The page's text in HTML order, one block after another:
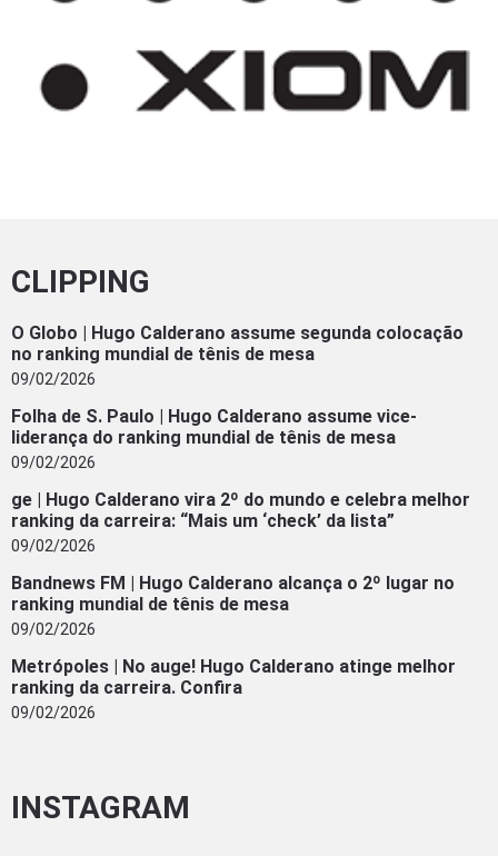
CLIPPING
O Globo | Hugo Calderano assume segunda colocação
no ranking mundial de tênis de mesa
09/02/2026
Folha de S. Paulo | Hugo Calderano assume vice-
liderança do ranking mundial de tênis de mesa
09/02/2026
ge | Hugo Calderano vira 2º do mundo e celebra melhor
ranking da carreira: “Mais um ‘check’ da lista”
09/02/2026
Bandnews FM | Hugo Calderano alcança o 2º lugar no
ranking mundial de tênis de mesa
09/02/2026
Metrópoles | No auge! Hugo Calderano atinge melhor
ranking da carreira. Confira
09/02/2026
INSTAGRAM